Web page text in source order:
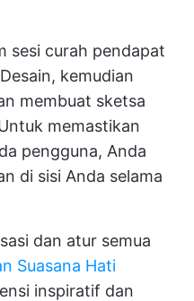
sesi curah pendapat
kemudian
membuat sketsa
memastikan
pengguna, Anda
di sisi Anda selama
dan atur semua
Suasana Hati
inspiratif dan